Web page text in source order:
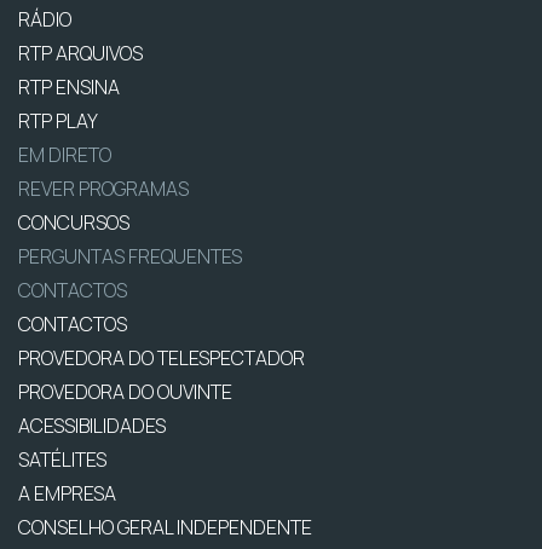
RÁDIO
RTP ARQUIVOS
RTP ENSINA
RTP PLAY
EM DIRETO
REVER PROGRAMAS
CONCURSOS
PERGUNTAS FREQUENTES
CONTACTOS
CONTACTOS
PROVEDORA DO TELESPECTADOR
PROVEDORA DO OUVINTE
ACESSIBILIDADES
SATÉLITES
A EMPRESA
CONSELHO GERAL INDEPENDENTE